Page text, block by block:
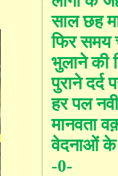
साल छह
फिर
भुलाने की
पुराने
हर पल
मानवता व
वेदनाओं
-0-